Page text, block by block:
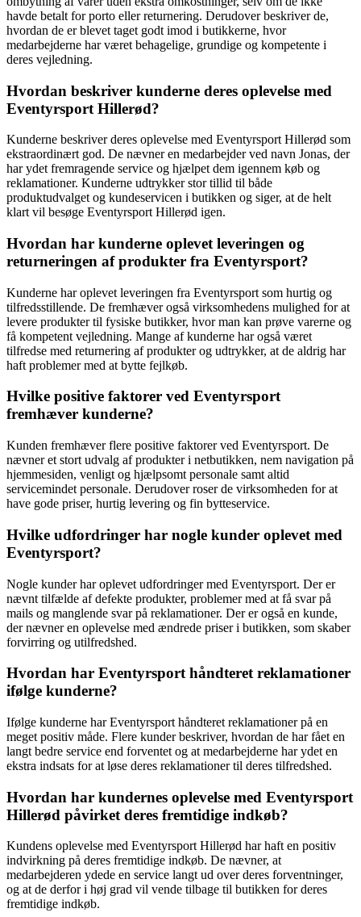
havde betalt for porto eller returnering. Derudover beskriver de,
hvordan de er blevet taget godt imod i butikkerne, hvor
medarbejderne har været behagelige, grundige og kompetente i
deres vejledning.
Hvordan beskriver kunderne deres oplevelse med
Eventyrsport Hillerød?
Kunderne beskriver deres oplevelse med Eventyrsport Hillerød som
ekstraordinært god. De nævner en medarbejder ved navn Jonas, der
har ydet fremragende service og hjælpet dem igennem køb og
reklamationer. Kunderne udtrykker stor tillid til både
produktudvalget og kundeservicen i butikken og siger, at de helt
klart vil besøge Eventyrsport Hillerød igen.
Hvordan har kunderne oplevet leveringen og
returneringen af produkter fra Eventyrsport?
Kunderne har oplevet leveringen fra Eventyrsport som hurtig og
tilfredsstillende. De fremhæver også virksomhedens mulighed for at
levere produkter til fysiske butikker, hvor man kan prøve varerne og
få kompetent vejledning. Mange af kunderne har også været
tilfredse med returnering af produkter og udtrykker, at de aldrig har
haft problemer med at bytte fejlkøb.
Hvilke positive faktorer ved Eventyrsport
fremhæver kunderne?
Kunden fremhæver flere positive faktorer ved Eventyrsport. De
nævner et stort udvalg af produkter i netbutikken, nem navigation på
hjemmesiden, venligt og hjælpsomt personale samt altid
servicemindet personale. Derudover roser de virksomheden for at
have gode priser, hurtig levering og fin bytteservice.
Hvilke udfordringer har nogle kunder oplevet med
Eventyrsport?
Nogle kunder har oplevet udfordringer med Eventyrsport. Der er
nævnt tilfælde af defekte produkter, problemer med at få svar på
mails og manglende svar på reklamationer. Der er også en kunde,
der nævner en oplevelse med ændrede priser i butikken, som skaber
forvirring og utilfredshed.
Hvordan har Eventyrsport håndteret reklamationer
ifølge kunderne?
Ifølge kunderne har Eventyrsport håndteret reklamationer på en
meget positiv måde. Flere kunder beskriver, hvordan de har fået en
langt bedre service end forventet og at medarbejderne har ydet en
ekstra indsats for at løse deres reklamationer til deres tilfredshed.
Hvordan har kundernes oplevelse med Eventyrsport
Hillerød påvirket deres fremtidige indkøb?
Kundens oplevelse med Eventyrsport Hillerød har haft en positiv
indvirkning på deres fremtidige indkøb. De nævner, at
medarbejderen ydede en service langt ud over deres forventninger,
og at de derfor i høj grad vil vende tilbage til butikken for deres
fremtidige indkøb.